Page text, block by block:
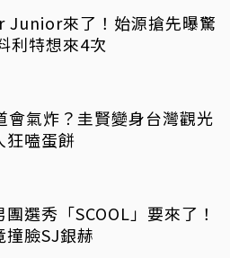
Junior來了！始源搶先曝驚
利特想來4次
會氣炸？圭賢變身台灣觀光
狂嗑蛋餅
團選秀「SCOOL」要來了！
撞臉SJ銀赫